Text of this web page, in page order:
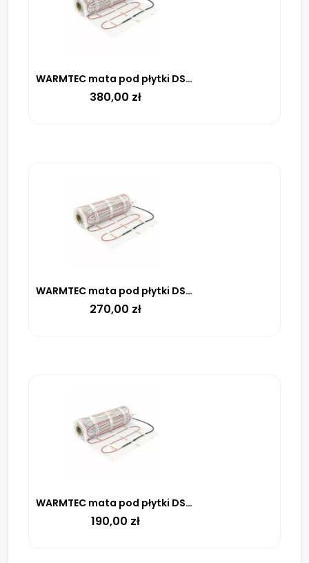
WARMTEC mata pod płytki DS2-25 170 W/m² – 2.5m²
380,00 zł
WARMTEC mata pod płytki DS2-20 170 W/m² – 2m²
270,00 zł
WARMTEC mata pod płytki DS2-10 170 W/m² – 1m²
190,00 zł